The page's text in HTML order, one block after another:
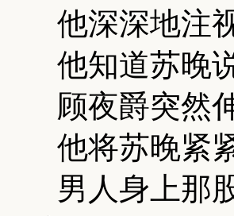
他深深地注
他知道苏晚
顾夜爵突然
他将苏晚紧
男人身上那